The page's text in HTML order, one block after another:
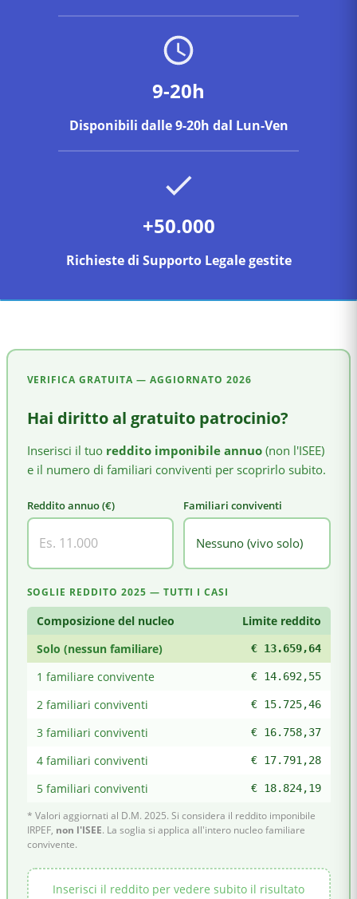
9-20h
Disponibili dalle 9-20h dal Lun-Ven
+50.000
Richieste di Supporto Legale gestite
VERIFICA GRATUITA — AGGIORNATO2026
Hai diritto al gratuito patrocinio?
Inserisci il tuo reddito imponibile annuo(non l'ISEE)
e il numero di familiari conviventi per scoprirlo subito.
Reddito annuo (€) Familiari conviventi
SOGLIE REDDITO 2025 — TUTTI I CASI
Composizione del nucleo
Limite reddito
Solo (nessun familiare)
€ 13.659,64
1 familiare convivente € 14.692,55
2 familiari conviventi € 15.725,46
3 familiari conviventi € 16.758,37
4 familiari conviventi € 17.791,28
5 familiari conviventi € 18.824,19
* Valori aggiornati al D.M. 2025. Si considera il reddito imponibile
IRPEF, non l'ISEE. La soglia si applica all'intero nucleo familiare
convivente.
Inserisci il reddito per vedere subito il risultato